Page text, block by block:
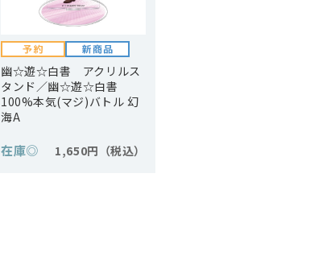
幽☆遊☆白書 アクリルス
タンド／幽☆遊☆白書
100%本気(マジ)バトル 幻
海A
在庫◎ 1,650円